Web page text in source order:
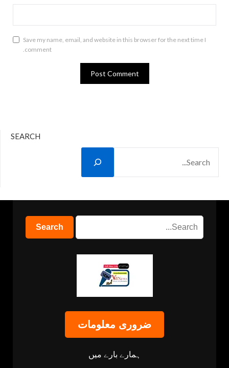
Save my name, email, and website in this browser for the next time I
comment.
SEARCH
ضروری معلومات
ہمارے بارے میں